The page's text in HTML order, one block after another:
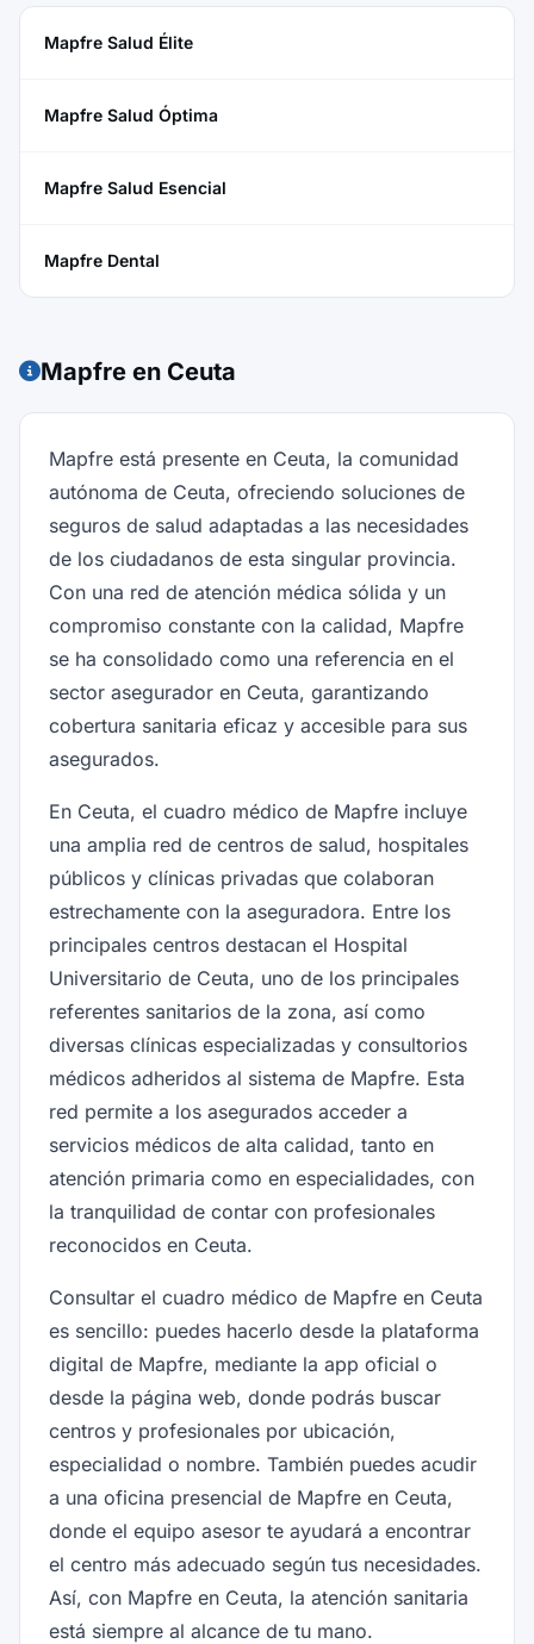
Mapfre Salud Élite
Mapfre Salud Óptima
Mapfre Salud Esencial
Mapfre Dental
Mapfre en Ceuta
Mapfre está presente en Ceuta, la comunidad
autónoma de Ceuta, ofreciendo soluciones de
seguros de salud adaptadas a las necesidades
de los ciudadanos de esta singular provincia.
Con una red de atención médica sólida y un
compromiso constante con la calidad, Mapfre
se ha consolidado como una referencia en el
sector asegurador en Ceuta, garantizando
cobertura sanitaria eficaz y accesible para sus
asegurados.
En Ceuta, el cuadro médico de Mapfre incluye
una amplia red de centros de salud, hospitales
públicos y clínicas privadas que colaboran
estrechamente con la aseguradora. Entre los
principales centros destacan el Hospital
Universitario de Ceuta, uno de los principales
referentes sanitarios de la zona, así como
diversas clínicas especializadas y consultorios
médicos adheridos al sistema de Mapfre. Esta
red permite a los asegurados acceder a
servicios médicos de alta calidad, tanto en
atención primaria como en especialidades, con
la tranquilidad de contar con profesionales
reconocidos en Ceuta.
Consultar el cuadro médico de Mapfre en Ceuta
es sencillo: puedes hacerlo desde la plataforma
digital de Mapfre, mediante la app oficial o
desde la página web, donde podrás buscar
centros y profesionales por ubicación,
especialidad o nombre. También puedes acudir
a una oficina presencial de Mapfre en Ceuta,
donde el equipo asesor te ayudará a encontrar
el centro más adecuado según tus necesidades.
Así, con Mapfre en Ceuta, la atención sanitaria
está siempre al alcance de tu mano.